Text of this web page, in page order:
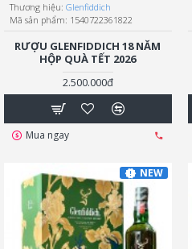
Thương hiệu: Glenfiddich
Mã sản phẩm: 1540722361822
RƯỢU GLENFIDDICH 18 NĂM
HỘP QUÀ TẾT 2026
2.500.000đ
Mua ngay
NEW